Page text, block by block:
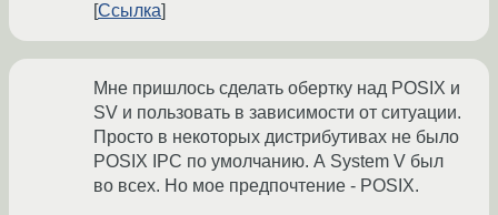
Ссылка
Мне пришлось сделать обертку над POSIX и
SV и пользовать в зависимости от ситуации.
Просто в некоторых дистрибутивах не было
POSIX IPC по умолчанию. А System V был
во всех. Но мое предпочтение - POSIX.